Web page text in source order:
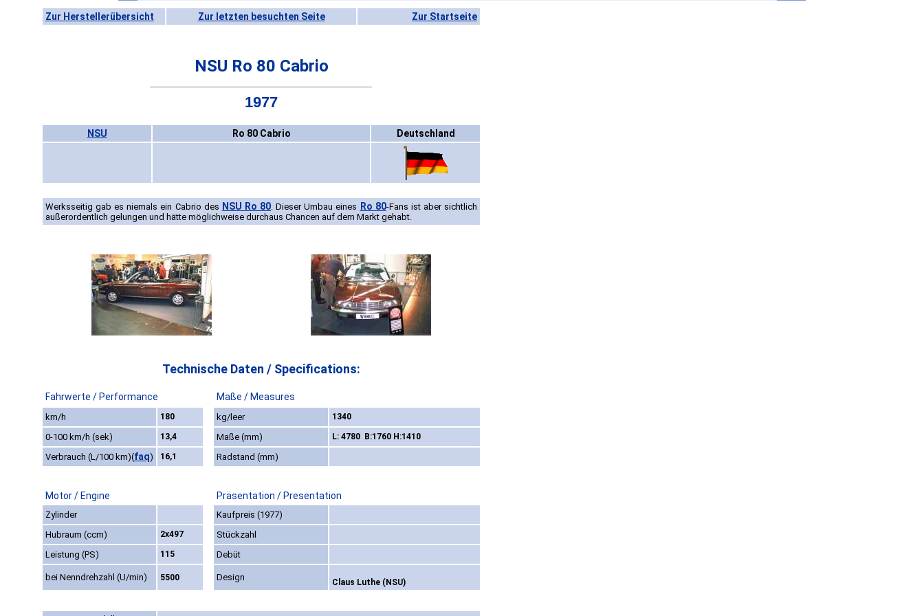
Zur Herstellerübersicht Zur letzten besuchten Seite Zur Startseite
NSU Ro 80 Cabrio
1977
NSU Ro 80 Cabrio Deutschland
Werksseitig gab es niemals ein Cabrio des NSU Ro 80. Dieser Umbau eines Ro 80-Fans ist aber sichtlich
außerordentlich gelungen und hätte möglichweise durchaus Chancen auf dem Markt gehabt.
Technische Daten / Specifications:
Fahrwerte / Performance Maße / Measures
km/h 180 kg/leer 1340
0-100 km/h (sek) 13,4 Maße (mm) L: 4780 B:1760 H:1410
Verbrauch (L/100 km)(faq) 16,1 Radstand (mm)
Motor / Engine Präsentation / Presentation
Zylinder
Kaufpreis (1977)
Hubraum (ccm)
2x497
Stückzahl
Leistung (PS)
115 Debüt
bei Nenndrehzahl (U/min) 5500 Design Claus Luthe (NSU)